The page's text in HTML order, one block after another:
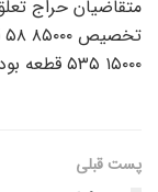
متقاضیان حراج
۱۵۰۰۰ ۵۳۵ قطعه بوده است.
پست قبلی